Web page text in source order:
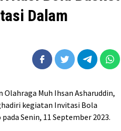
Dalam
Olahraga Muh Ihsan Asharuddin,
kegiatan Invitasi Bola
Senin, 11 September 2023.